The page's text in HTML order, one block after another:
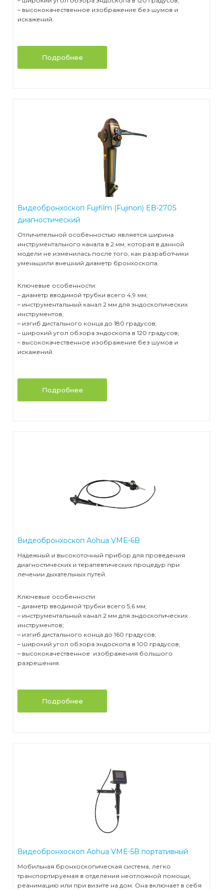
– высококачественное изображение без шумов и
искажений.
Подробнее
Видеобронхоскоп Fujifilm (Fujinon) EB-270S
диагностический
Отличительной особенностью является ширина
инструментального канала в 2 мм, которая в данной
модели не изменилась после того, как разработчики
уменьшили внешний диаметр бронхоскопа.
Ключевые особенности:
– диаметр вводимой трубки всего 4,9 мм;
– инструментальный канал 2 мм для эндоскопических
инструментов;
– изгиб дистального конца до 180 градусов;
– широкий угол обзора эндоскопа в 120 градусов;
– высококачественное изображение без шумов и
искажений.
Подробнее
Видеобронхоскоп Aohua VME-6B
Надежный и высокоточный прибор для проведения
диагностических и терапевтических процедур при
лечении дыхательных путей.
Ключевые особенности:
– диаметр вводимой трубки всего 5,6 мм;
– инструментальный канал 2 мм для эндоскопических
инструментов;
– изгиб дистального конца до 160 градусов;
– широкий угол обзора эндоскопа в 100 градусов;
– высококачественное изображения большого
разрешения.
Подробнее
Видеобронхоскоп Aohua VME-5B портативный
Мобильная бронхоскопическая система, легко
транспортируемая в отделения неотложной помощи,
реанимацию или при визите на дом. Она включает в себя